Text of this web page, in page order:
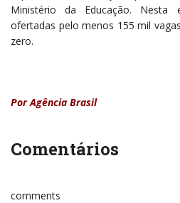
Ministério da Educação. Nesta
ofertadas pelo menos 155 mil
zero.
Por Agência Brasil
Comentários
comments